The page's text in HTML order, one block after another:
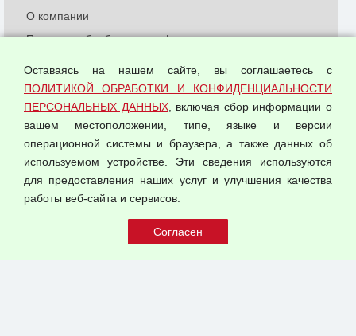
© 2026 ООО "Феникс"
О компании
Политика обработки и конфиденциальности
Согласием на обработку персональных данных
Оферта оптовой купли-продажи
Публичная оферта
Оставаясь на нашем сайте, вы соглашаетесь с
ПОЛИТИКОЙ ОБРАБОТКИ И КОНФИДЕНЦИАЛЬНОСТИ
ПЕРСОНАЛЬНЫХ ДАННЫХ, включая сбор информации о
вашем местоположении, типе, языке и версии
операционной системы и браузера, а также данных об
используемом устройстве. Эти сведения используются
для предоставления наших услуг и улучшения качества
работы веб-сайта и сервисов.